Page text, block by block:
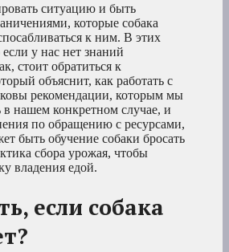
ситуацию и быть
которые собака
к ним. В этих
у нас нет знаний
стоит обратиться к
объяснит, как работать с
рекомендации, которым мы
нашем конкретном случае, и
по обращению с ресурсами,
быть обучение собаки бросать
сбора урожая, чтобы
владения едой.
если собака